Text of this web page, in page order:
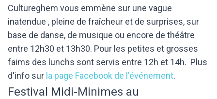
Cultureghem vous emmène sur une vague
inatendue , pleine de fraîcheur et de surprises, sur
base de danse, de musique ou encore de théâtre
entre 12h30 et 13h30. Pour les petites et grosses
faims des lunchs sont servis entre 12h et 14h. Plus
d'info sur la page Facebook de l'événement.
Festival Midi-Minimes au